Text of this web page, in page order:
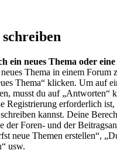
ein neues Thema oder
Thema in einem Forum
Thema“ klicken. Um auf
musst du auf „Antworten“
Registrierung erforderlich
kannst. Deine
der Foren- und der
neue Themen erstellen“,
usw.